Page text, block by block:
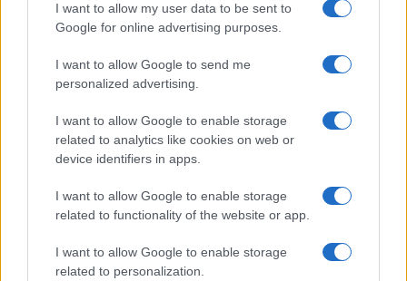
I want to allow my user data to be sent to
Google for online advertising purposes.
I want to allow Google to send me
personalized advertising.
I want to allow Google to enable storage
related to analytics like cookies on web or
device identifiers in apps.
I want to allow Google to enable storage
related to functionality of the website or app.
I want to allow Google to enable storage
related to personalization.
Mindennek ellenére a Kígyó-sziget mégis
elesett, és a visszafoglalására indított
ismételt ukrán támadások dacára az orosz
hódítók kezén maradt.
Ha a számára ennyire optimális
körülmények között sem sikerül
Ukrajnának legalább egy lokális
győzelmet kicsikarnia, és kitűznie a